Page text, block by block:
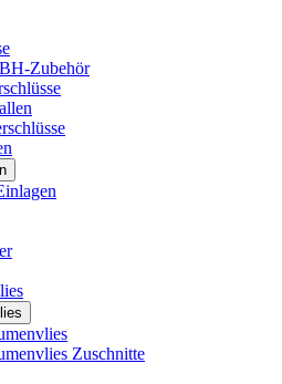
Zubehör
Zuschnitte